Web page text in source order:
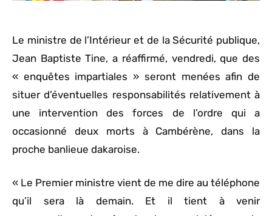
Le ministre de l’Intérieur et de la Sécurité publique,
Jean Baptiste Tine, a réaffirmé, vendredi, que des
« enquêtes impartiales » seront menées afin de
situer d’éventuelles responsabilités relativement à
une intervention des forces de l’ordre qui a
occasionné deux morts à Cambérène, dans la
proche banlieue dakaroise.
« Le Premier ministre vient de me dire au téléphone
qu’il sera là demain. Et il tient à venir